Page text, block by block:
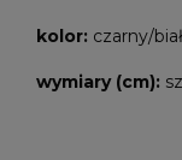
kolor: czarny/
wymiary (cm):